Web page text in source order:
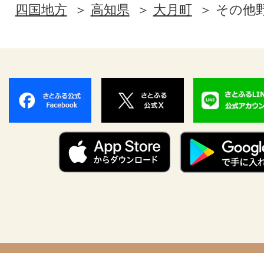
四国地方
高知県 大月町 その他